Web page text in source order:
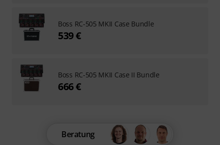
Beratung
Boss RC-505 MKII Case Bundle
539 €
Boss RC-505 MKII Case II Bundle
666 €